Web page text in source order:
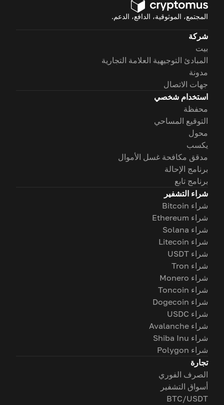
المجتمع، الموثوقية، الدافع، الدعم.
شركة
بيت
المبادئ التوجيهية العلامة التجارية
مدونة
جهات الاتصال
استخدام شخصي
محفظة
التوقيع المساحي
محول
يكسب
مدقق مكافحة غسل الأموال
برنامج الإحالة
برنامج تابع
شراء التشفير
شراء Bitcoin
شراء Ethereum
شراء Solana
شراء Litecoin
شراء USDT
شراء Tron
شراء Monero
شراء Toncoin
شراء Dogecoin
شراء USDC
شراء Avalanche
شراء Shiba Inu
شراء Polygon
تجارة
الصرف الفوري
أسواق التشفير
BTC/USDT